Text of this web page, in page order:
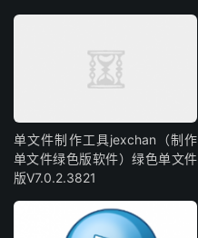
单文件制作工具jexchan（制作
单文件绿色版软件）绿色单文件
版V7.0.2.3821